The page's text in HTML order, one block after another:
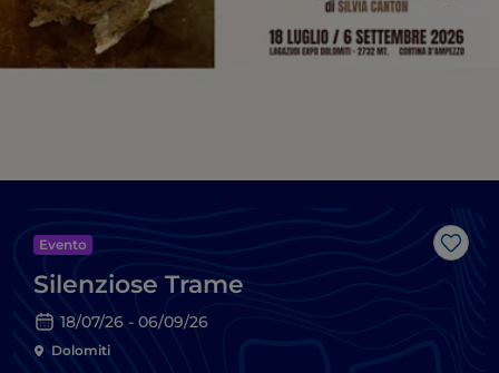
Like
Evento
Silenziose Trame
18/07/26 - 06/09/26
Dolomiti